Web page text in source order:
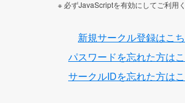
※ 必ずJavaScriptを有効にしてご利用く
新規サークル登録はこ
パスワードを忘れた方は
サークルIDを忘れた方は